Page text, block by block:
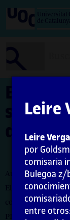
Universitat
de
El
sobre,
desde
Autora: Leire
El encargo y la
coordinados por la
Leire
Leire
por
comisaria
Bulegoa z/
entre